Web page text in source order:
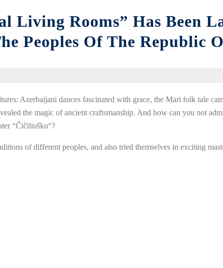
Living Rooms” Has Been
Peoples Of The Republic
: Azerbaijani dances fascinated with grace, the Mari folk tale
the magic ofancient craftsmanship. And how can you not
“Čičiliušku“?
ofdifferent peoples, and also tried themselves in exciting